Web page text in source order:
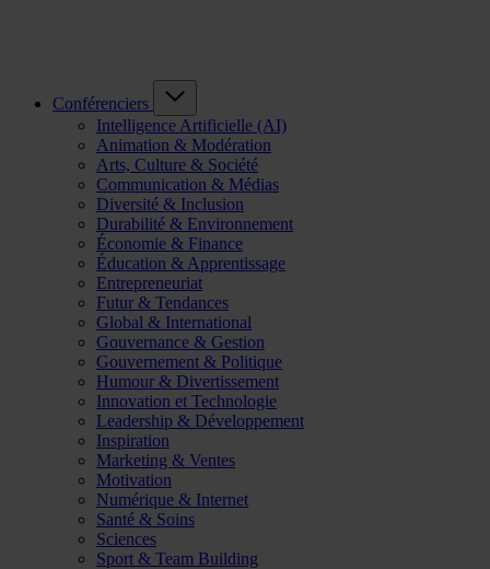
Conférenciers
Intelligence Artificielle (AI)
Animation & Modération
Arts, Culture & Société
Communication & Médias
Diversité & Inclusion
Durabilité & Environnement
Économie & Finance
Éducation & Apprentissage
Entrepreneuriat
Futur & Tendances
Global & International
Gouvernance & Gestion
Gouvernement & Politique
Humour & Divertissement
Innovation et Technologie
Leadership & Développement
Inspiration
Marketing & Ventes
Motivation
Numérique & Internet
Santé & Soins
Sciences
Sport & Team Building